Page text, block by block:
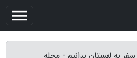
به لهستان بدانیم - مجله